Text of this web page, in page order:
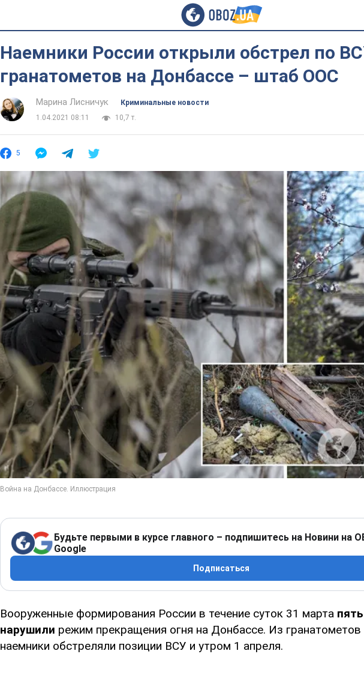
Наемники России открыли обстрел по
гранатометов на Донбассе – штаб ООС
Марина Лисничук
Криминальные новости
1.04.2021 08:11
10,7 т.
5
Будьте первыми в курсе главного – подпишитесь на Новини на
Google
Подписаться
Вооруженные формирования России в течение суток 31 марта
нарушили режим прекращения огня на Донбассе. Из гранатометов
наемники обстреляли позиции ВСУ и утром 1 апреля.